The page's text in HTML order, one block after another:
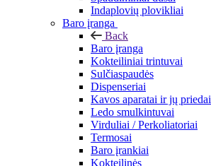
Indaplovių plovikliai
Baro įranga
Back
Baro įranga
Kokteiliniai trintuvai
Sulčiaspaudės
Dispenseriai
Kavos aparatai ir jų priedai
Ledo smulkintuvai
Virduliai / Perkoliatoriai
Termosai
Baro įrankiai
Kokteilinės